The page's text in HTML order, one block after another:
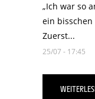
„Ich war so
ein bisschen
Zuerst...
25/07 - 17:45